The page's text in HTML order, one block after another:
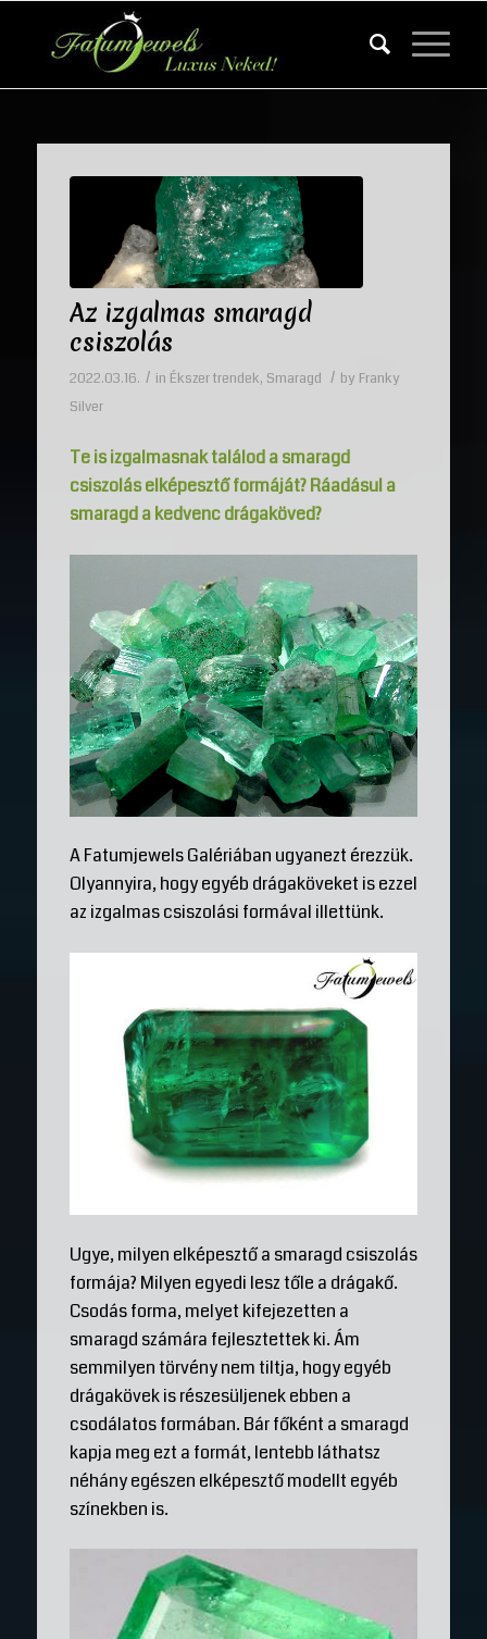
Az izgalmas smaragd
csiszolás
2022.03.16. / in Ékszer trendek, Smaragd / by Franky
Silver
Te is izgalmasnak találod a smaragd
csiszolás elképesztő formáját? Ráadásul a
smaragd a kedvenc drágaköved?
A Fatumjewels Galériában ugyanezt érezzük.
Olyannyira, hogy egyéb drágaköveket is ezzel
az izgalmas csiszolási formával illettünk.
Ugye, milyen elképesztő a smaragd csiszolás
formája? Milyen egyedi lesz tőle a drágakő.
Csodás forma, melyet kifejezetten a
smaragd számára fejlesztettek ki. Ám
semmilyen törvény nem tiltja, hogy egyéb
drágakövek is részesüljenek ebben a
csodálatos formában. Bár főként a smaragd
kapja meg ezt a formát, lentebb láthatsz
néhány egészen elképesztő modellt egyéb
színekben is.